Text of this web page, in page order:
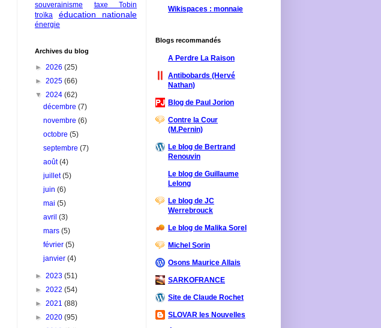
souverainisme
taxe Tobin
troïka
éducation nationale
énergie
Archives du blog
► 2026 (25)
► 2025 (66)
▼ 2024 (62)
décembre(7)
novembre(6)
octobre(5)
septembre(7)
août(4)
juillet(5)
juin(6)
mai(5)
avril(3)
mars(5)
février(5)
janvier(4)
► 2023 (51)
► 2022 (54)
► 2021 (88)
► 2020 (95)
Wikispaces : monnaie
Blogs recommandés
A Perdre La Raison
Antibobards (Hervé
Nathan)
Blog de Paul Jorion
Contre la Cour
(M.Pernin)
Le blog de Bertrand
Renouvin
Le blog de Guillaume
Lelong
Le blog de JC
Werrebrouck
Le blog de Malika Sorel
Michel Sorin
Osons Maurice Allais
SARKOFRANCE
Site de Claude Rochet
SLOVAR les Nouvelles